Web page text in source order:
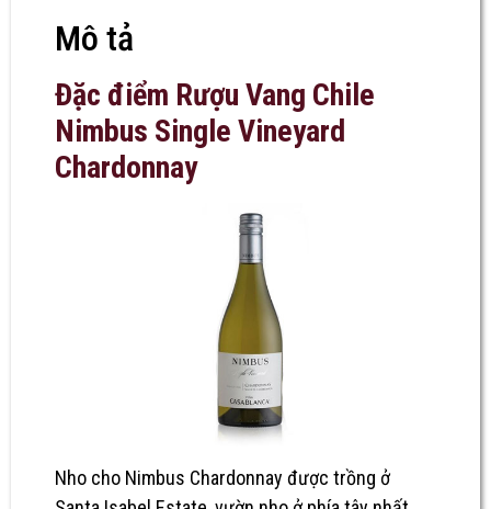
Mô tả
Đặc điểm Rượu Vang Chile
Nimbus Single Vineyard
Chardonnay
Nho cho Nimbus Chardonnay được trồng ở